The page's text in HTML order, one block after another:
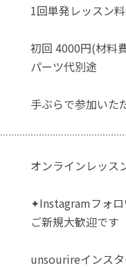
1回単発レッスン
初回 4000円(材料
パーツ代別途
手ぶらで参加いた
オンラインレッス
✦Instagramフォ
ご新規大歓迎です
unsourireインス